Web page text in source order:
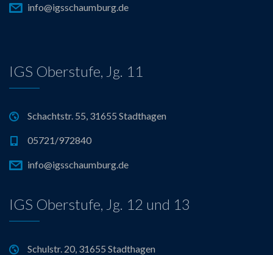
info@igsschaumburg.de
IGS Oberstufe, Jg. 11
Schachtstr. 55, 31655 Stadthagen
05721/972840
info@igsschaumburg.de
IGS Oberstufe, Jg. 12 und 13
Schulstr. 20, 31655 Stadthagen